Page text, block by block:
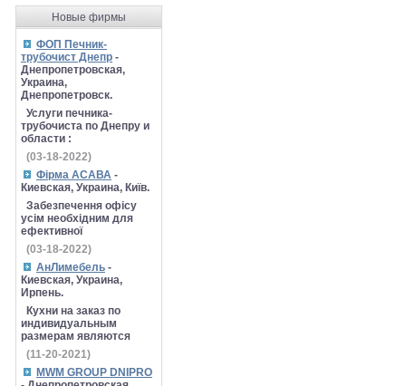
Новые фирмы
ФОП Печник-
трубочист Днепр -
Днепропетровская,
Украина,
Днепропетровск.
Услуги печника-
трубочиста по Днепру и
области :
(03-18-2022)
Фірма АСАВА -
Киевская, Украина, Київ.
Забезпечення офісу
усім необхідним для
ефективної
(03-18-2022)
АнЛимебель -
Киевская, Украина,
Ирпень.
Кухни на заказ по
индивидуальным
размерам являются
(11-20-2021)
MWM GROUP DNIPRO